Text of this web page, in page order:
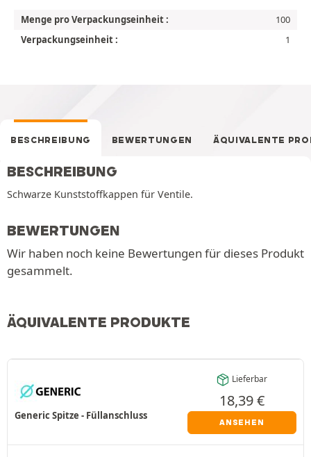
Menge pro Verpackungseinheit :
100
Verpackungseinheit :
1
BESCHREIBUNG BEWERTUNGEN ÄQUIVALENTE
BESCHREIBUNG
Schwarze Kunststoffkappen für Ventile.
BEWERTUNGEN
Wir haben noch keine Bewertungen für dieses Produkt
gesammelt.
ÄQUIVALENTE PRODUKTE
Generic Spitze - Füllanschluss
Lieferbar
18,39€
ANSEHEN